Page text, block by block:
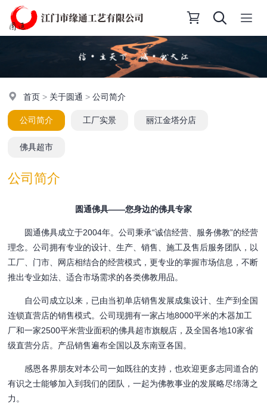
首页 > 关于圆通 >公司简介
公司简介 工厂实景 丽江金塔分店
佛具超市
公司简介
圆通佛具——您身边的佛具专家
圆通佛具成立于2004年。公司秉承“诚信经营、服务佛教”的经营
理念。公司拥有专业的设计、生产、销售、施工及售后服务团队，以
工厂、门市、网店相结合的经营模式，更专业的掌握市场信息，不断
推出专业如法、适合市场需求的各类佛教用品。
自公司成立以来，已由当初单店销售发展成集设计、生产到全国
连锁直营店的销售模式。公司现拥有一家占地8000平米的木器加工
厂和一家2500平米营业面积的佛具超市旗舰店，及全国各地10家省
级直营分店。产品销售遍布全国以及东南亚各国。
感恩各界朋友对本公司一如既往的支持，也欢迎更多志同道合的
有识之士能够加入到我们的团队，一起为佛教事业的发展略尽绵薄之
力。